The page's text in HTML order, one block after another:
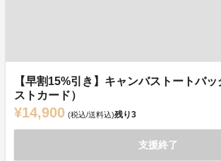
【早割15%引き】キャンバストートバ
ストカード）
¥14,900 (税込/送料込)残り3
支援終了